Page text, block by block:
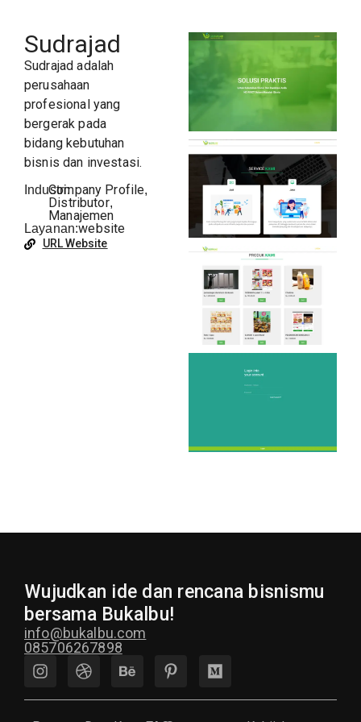
Sudrajad
Sudrajad adalah
perusahaan
profesional yang
bergerak pada
bidang kebutuhan
bisnis dan investasi.
Industri:Company Profile,
Distributor,
Manajemen
Layanan:website
URL Website
Wujudkan ide dan rencana bisnismu
bersama Bukalbu!
info@bukalbu.com
085706267898